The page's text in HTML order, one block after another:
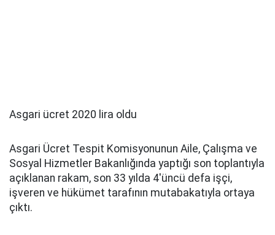
Asgari ücret 2020 lira oldu
Asgari Ücret Tespit Komisyonunun Aile, Çalışma ve
Sosyal Hizmetler Bakanlığında yaptığı son toplantıyla
açıklanan rakam, son 33 yılda 4'üncü defa işçi,
işveren ve hükümet tarafının mutabakatıyla ortaya
çıktı.